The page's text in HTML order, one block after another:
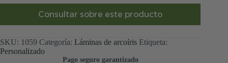
personalizada
Consultar sobre este producto
SKU: 1059 Categoría: Láminas de arcoíris Etiqueta:
Personalizado
Pago seguro garantizado